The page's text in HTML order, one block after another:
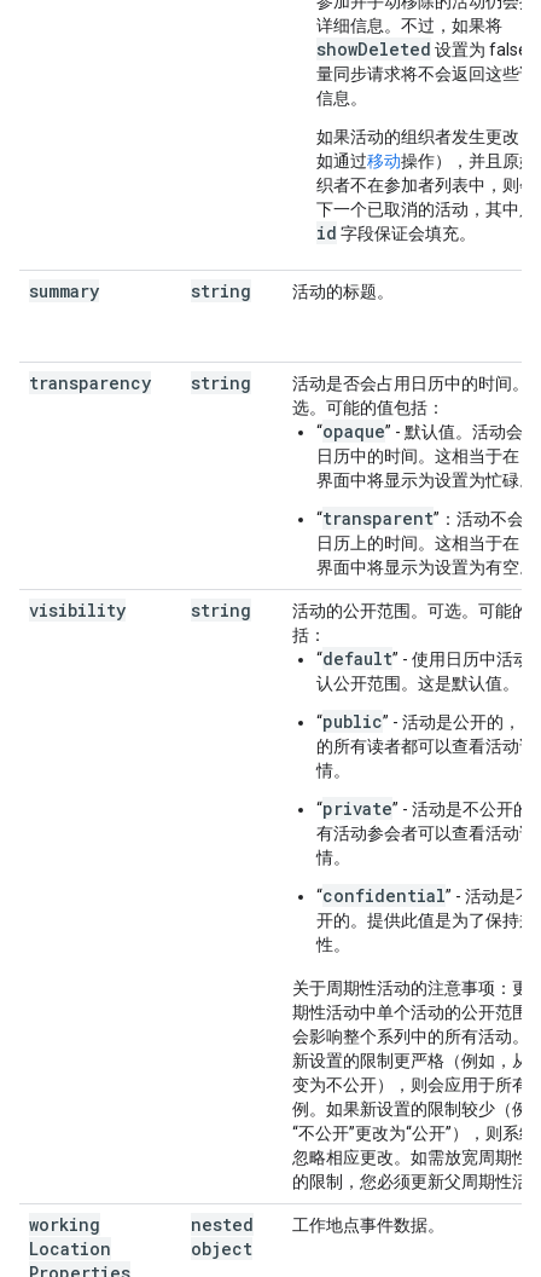
详细信息。不过，如果将
showDeleted 设置为 false
量同步请求将不会返回这些详
信息。
如果活动的组织者发生更改（
如通过移动操作），并且原始
织者不在参加者列表中，则会
下一个已取消的活动，其中只
id 字段保证会填充。
summary string 活动的标题。
transparency string
活动是否会占用日历中的时间。
选。可能的值包括：
“opaque” - 默认值。活动会
日历中的时间。这相当于在日
界面中将显示为设置为忙碌
“transparent”：活动不会
日历上的时间。这相当于在日
界面中将显示为设置为有空
visibility string
活动的公开范围。可选。可能的
括：
“default” - 使用日历中活动
认公开范围。这是默认值。
“public” - 活动是公开的，日
的所有读者都可以查看活动详
情。
“private” - 活动是不公开的
有活动参会者可以查看活动详
情。
“confidential” - 活动是不
开的。提供此值是为了保持兼
性。
关于周期性活动的注意事项 ：更
期性活动中单个活动的公开范围
会影响整个系列中的所有活动。
新设置的限制更严格（例如，从
变为不公开），则会应用于所有
例。如果新设置的限制较少（例
“不公开”更改为“公开”），则系统
忽略相应更改。如需放宽周期性
的限制，您必须更新父周期性活
working
Location
nested
object
工作地点事件数据。